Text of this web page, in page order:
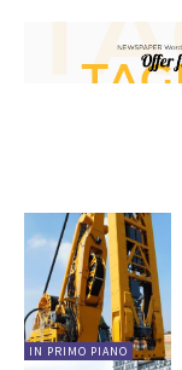
IN PRIMO PIANO